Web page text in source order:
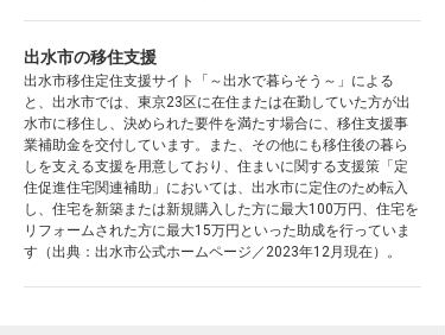
出水市の移住支援
出水市移住定住支援サイト「～出水で暮らそう～」による
と、出水市では、東京23区に在住または在勤していた方が出
水市に移住し、決められた要件を満たす場合に、移住支援事
業補助金を交付しています。また、その他にも移住後の暮ら
しを支える支援を用意しており、住まいに関する支援策「定
住促進住宅関連補助」においては、出水市に定住のため転入
し、住宅を新築または新規購入した方に最大100万円、住宅を
リフォームされた方に最大15万円といった助成を行っていま
す（出典：出水市公式ホームページ／2023年12月現在）。